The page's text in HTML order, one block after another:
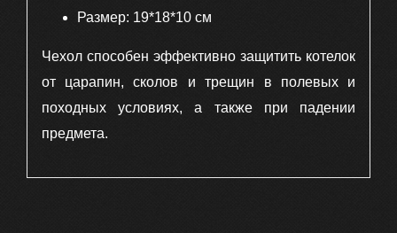
Размер: 19*18*10 см
Чехол способен эффективно защитить котелок
от царапин, сколов и трещин в полевых и
походных условиях, а также при падении
предмета.